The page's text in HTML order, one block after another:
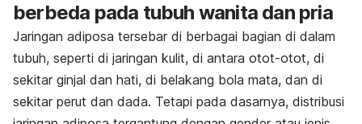
berbeda pada tubuh wanita dan pria
Jaringan adiposa tersebar di berbagai bagian di dalam
tubuh, seperti di jaringan kulit, di antara otot-otot, di
sekitar ginjal dan hati, di belakang bola mata, dan di
sekitar perut dan dada. Tetapi pada dasarnya, distribusi